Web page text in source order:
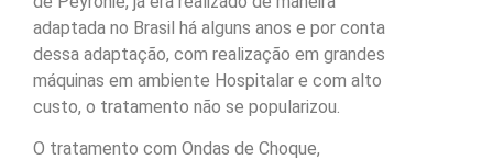
adaptada no Brasil há alguns anos e por conta
dessa adaptação, com realização em grandes
máquinas em ambiente Hospitalar e com alto
custo, o tratamento não se popularizou.
O tratamento com Ondas de Choque,